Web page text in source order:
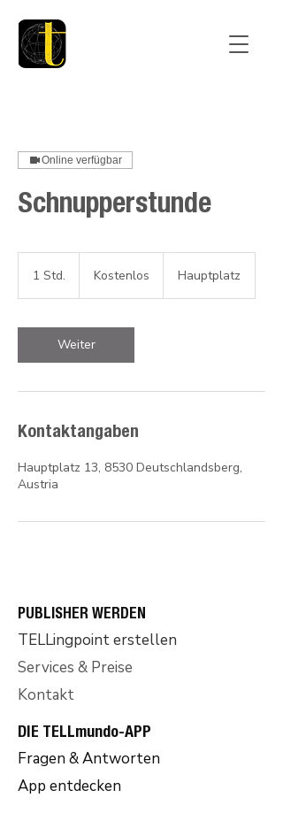
Online verfügbar
Schnupperstunde
1 Std.
d
Kostenlos Hauptplatz
Weiter
Kontaktangaben
Hauptplatz 13, 8530 Deutschlandsberg,
Austria
PUBLISHER WERDEN
TELLingpoint erstellen
Services & Preise
Kontakt
DIE TELLmundo-APP
Fragen & Antworten
App entdecken